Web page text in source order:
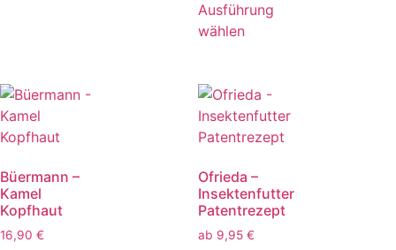
Ausführung
wählen
Büermann –
Kamel
Kopfhaut
16,90 €
Ofrieda –
Insektenfutter
Patentrezept
ab 9,95 €